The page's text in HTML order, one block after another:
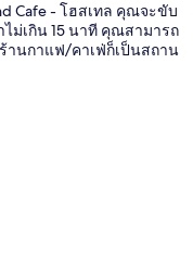
Cafe - โฮสเทล คุณจะขับ
ไม่เกิน 15 นาที คุณสามารถ
านกาแฟ/คาเฟ่ก็เป็นสถาน